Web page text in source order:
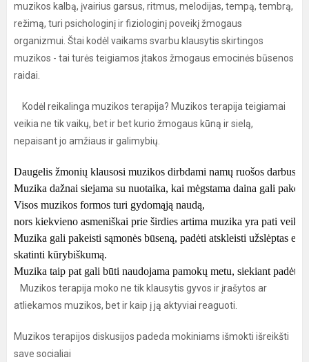
muzikos kalbą, įvairius garsus, ritmus, melodijas, tempą, tembrą,
režimą, turi psichologinį ir fiziologinį poveikį žmogaus
organizmui. Štai kodėl vaikams svarbu klausytis skirtingos
muzikos - tai turės teigiamos įtakos žmogaus emocinės būsenos
raidai.
Kodėl reikalinga muzikos terapija? Muzikos terapija teigiamai
veikia ne tik vaikų, bet ir bet kurio žmogaus kūną ir sielą,
nepaisant jo amžiaus ir galimybių.
Daugelis žmonių klausosi muzikos dirbdami namų ruošos darbus,
Muzika dažnai siejama su nuotaika, kai mėgstama daina gali
Visos muzikos formos turi gydomąją naudą,
nors kiekvieno asmeniškai prie širdies artima muzika yra pati
Muzika gali pakeisti sąmonės būseną, padėti atskleisti užslėptas
skatinti kūrybiškumą.
Muzika taip pat gali būti naudojama pamokų metu, siekiant padėti
Muzikos terapija moko ne tik klausytis gyvos ir įrašytos ar
atliekamos muzikos, bet ir kaip į ją aktyviai reaguoti.
Muzikos terapijos diskusijos padeda mokiniams išmokti išreikšti
save socialiai